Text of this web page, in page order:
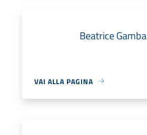
Beatrice Gamba
VAI ALLA PAGINA